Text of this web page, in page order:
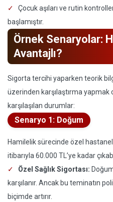
Çocuk aşıları ve rutin
başlamıştır.
Örnek Senaryolar:
Avantajlı?
Sigorta tercihi yaparken teorik
üzerinden karşılaştırma yapmak
karşılaşılan durumlar:
Senaryo 1: Doğum
Hamilelik sürecinde özel
itibarıyla 60.000 TL’ye kadar
Özel Sağlık Sigortası:
karşılanır. Ancak bu teminatın
biçimde artırır.